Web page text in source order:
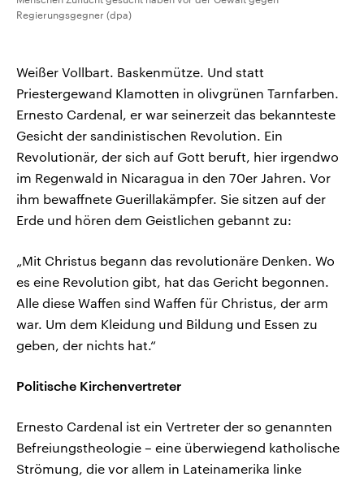
Regierungsgegner (dpa)
Weißer Vollbart. Baskenmütze. Und statt
Priestergewand Klamotten in olivgrünen Tarnfarben.
Ernesto Cardenal, er war seinerzeit das bekannteste
Gesicht der sandinistischen Revolution. Ein
Revolutionär, der sich auf Gott beruft, hier irgendwo
im Regenwald in Nicaragua in den 70er Jahren. Vor
ihm bewaffnete Guerillakämpfer. Sie sitzen auf der
Erde und hören dem Geistlichen gebannt zu:
„Mit Christus begann das revolutionäre Denken. Wo
es eine Revolution gibt, hat das Gericht begonnen.
Alle diese Waffen sind Waffen für Christus, der arm
war. Um dem Kleidung und Bildung und Essen zu
geben, der nichts hat.“
Politische Kirchenvertreter
Ernesto Cardenal ist ein Vertreter der so genannten
Befreiungstheologie – eine überwiegend katholische
Strömung, die vor allem in Lateinamerika linke